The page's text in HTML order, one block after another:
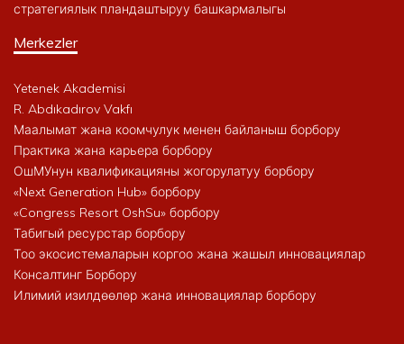
стратегиялык пландаштыруу башкармалыгы
Merkezler
Yetenek Akademisi
R. Abdıkadırov Vakfı
Маалымат жана коомчулук менен байланыш борбору
Практика жана карьера борбору
ОшМУнун квалификацияны жогорулатуу борбору
«Next Generation Hub» борбору
«Congress Resort OshSu» борбору
Табигый ресурстар борбору
Тоо экосистемаларын коргоо жана жашыл инновациялар
Консалтинг Борбору
Илимий изилдөөлөр жана инновациялар борбору